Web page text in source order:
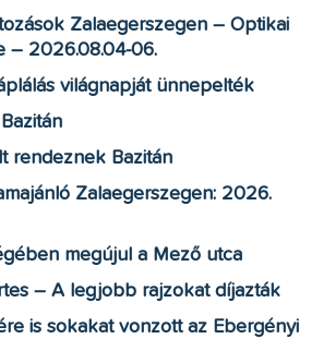
Zalaegerszegen – Optikai
– 2026.08.04-06.
világnapját ünnepelték
rendeznek Bazitán
Zalaegerszegen: 2026.
megújul a Mező utca
– A legjobb rajzokat díjazták
is sokakat vonzott az Ebergényi